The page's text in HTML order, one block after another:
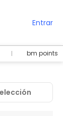
Entrar
bm points